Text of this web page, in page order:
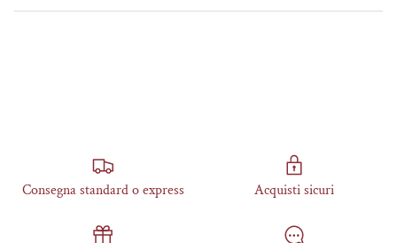
Consegna standard o express Acquisti sicuri